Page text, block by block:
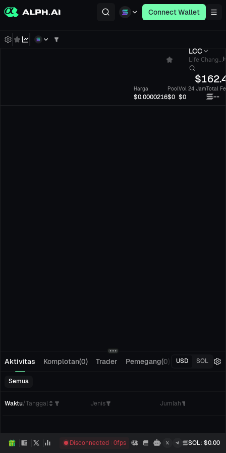
Connect Wallet
LCC
Life Chang...
$
Harga
$0.0000216
Pool
$0
Vol 24 Jam
$0
Total
--
Aktivitas Komplotan(0) Trader Pemegang(0) Pelacakan(0)
USD SOL
Semua
Waktu/Tanggal Jenis Jumlah
Disconnected 0fps SOL: $0.00